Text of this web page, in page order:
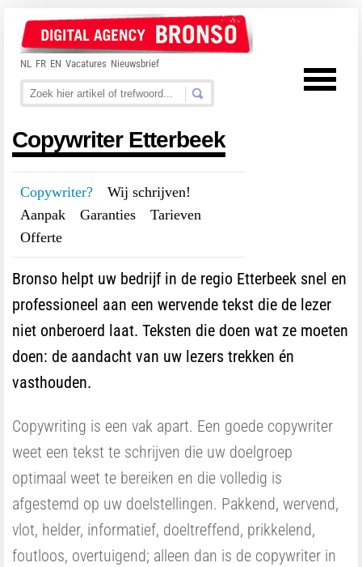
NL FR EN Vacatures Nieuwsbrief
Copywriter Etterbeek
Copywriter? Wij schrijven!
Aanpak
Garanties Tarieven
Offerte
Bronso helpt uw bedrijf in de regio Etterbeek snel en
professioneel aan een wervende tekst die de lezer
niet onberoerd laat. Teksten die doen wat ze moeten
doen: de aandacht van uw lezers trekken én
vasthouden.
Copywriting is een vak apart. Een goede copywriter
weet een tekst te schrijven die uw doelgroep
optimaal weet te bereiken en die volledig is
afgestemd op uw doelstellingen. Pakkend, wervend,
vlot, helder, informatief, doeltreffend, prikkelend,
foutloos, overtuigend; alleen dan is de copywriter in